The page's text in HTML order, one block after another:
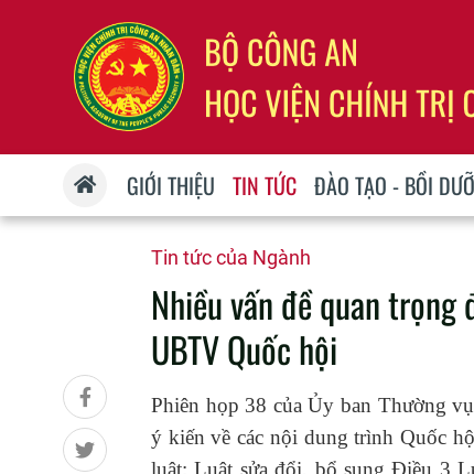
GIỚI THIỆU TIN TỨC ĐÀO TẠO - BỒI
Tin tức của Ngành
Nhiều vấn đề quan
UBTV Quốc hội
Phiên họp 38 của Ủy ban Thường
ý kiến về các nội dung trình Quốc
luật: Luật sửa đổi, bổ sung Điều 3